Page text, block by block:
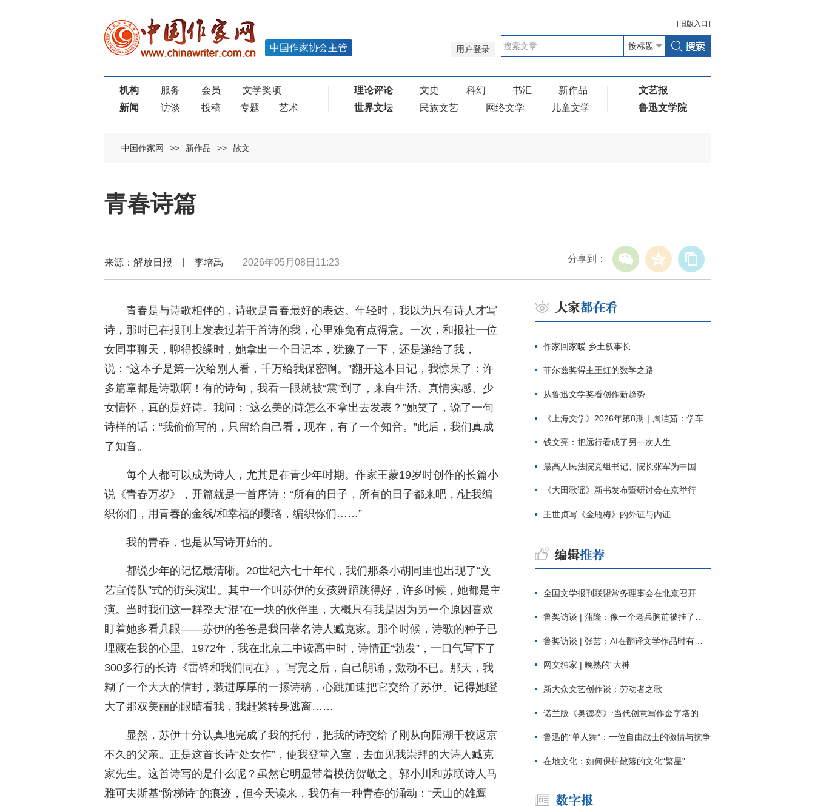
[ 旧版 入口]
用户登录
中国作家协会主管
机构 服务 会员
文学奖项
新闻
访谈 投稿 专题 艺术
理论评论 文史 科幻 书汇
新作品
世界文坛
民族文艺 网络文学 儿童文学
文艺报
鲁迅文学院
中国作家网 >> 新作品 >> 散文
青春诗篇
分享到：
来源：解放日报 | 李培禹 2026年05月08日11:23
青春是与诗歌相伴的，诗歌是青春最好的表达。年轻时，我以为只有诗人才写
诗，那时已在报刊上发表过若干首诗的我，心里难免有点得意。一次，和报社一位
女同事聊天，聊得投缘时，她拿出一个日记本，犹豫了一下，还是递给了我，
说：“这本子是第一次给别人看，千万给我保密啊。”翻开这本日记，我惊呆了：许
多篇章都是诗歌啊！有的诗句，我看一眼就被“震”到了，来自生活、真情实感、少
女情怀，真的是好诗。我问：“这么美的诗怎么不拿出去发表？”她笑了，说了一句
诗样的话：“我偷偷写的，只留给自己看，现在，有了一个知音。”此后，我们真成
了知音。
每个人都可以成为诗人，尤其是在青少年时期。作家王蒙19岁时创作的长篇小
说《青春万岁》，开篇就是一首序诗：“所有的日子，所有的日子都来吧，/让我编
织你们，用青春的金线/和幸福的璎珞，编织你们……”
我的青春，也是从写诗开始的。
都说少年的记忆最清晰。20世纪六七十年代，我们那条小胡同里也出现了“文
艺宣传队”式的街头演出。其中一个叫苏伊的女孩舞蹈跳得好，许多时候，她都是主
演。当时我们这一群整天“混”在一块的伙伴里，大概只有我是因为另一个原因喜欢
盯着她多看几眼——苏伊的爸爸是我国著名诗人臧克家。那个时候，诗歌的种子已
埋藏在我的心里。1972年，我在北京二中读高中时，诗情正“勃发”，一口气写下了
300多行的长诗《雷锋和我们同在》。写完之后，自己朗诵，激动不已。那天，我
糊了一个大大的信封，装进厚厚的一摞诗稿，心跳加速把它交给了苏伊。记得她瞪
大了那双美丽的眼睛看我，我赶紧转身逃离……
显然，苏伊十分认真地完成了我的托付，把我的诗交给了刚从向阳湖干校返京
不久的父亲。正是这首长诗“处女作”，使我登堂入室，去面见我崇拜的大诗人臧克
家先生。这首诗写的是什么呢？虽然它明显带着模仿贺敬之、郭小川和苏联诗人马
雅可夫斯基“阶梯诗”的痕迹，但今天读来，我仍有一种青春的涌动：“天山的雄鹰
作家回家暖 乡土叙事长
菲尔兹奖得主王虹的数学之路
从鲁迅文学奖看创作新趋势
《上海文学》2026年第8期｜周洁茹：学车
钱文亮：把远行看成了另一次人生
最高人民法院党组书记、院长张军为中国作协干部大讲堂授课
《大田歌谣》新书发布暨研讨会在京举行
王世贞写《金瓶梅》的外证与内证
全国文学报刊联盟常务理事会在北京召开
鲁奖访谈 | 蒲隆：像一个老兵胸前被挂了一枚“红色英勇勋章”
鲁奖访谈 | 张芸：AI在翻译文学作品时有明显局限
网文独家 | 晚熟的“大神”
新大众文艺创作谈：劳动者之歌
诺兰版《奥德赛》:当代创意写作金字塔的宏伟与平庸
鲁迅的“单人舞”：一位自由战士的激情与抗争
在地文化：如何保护散落的文化“繁星”